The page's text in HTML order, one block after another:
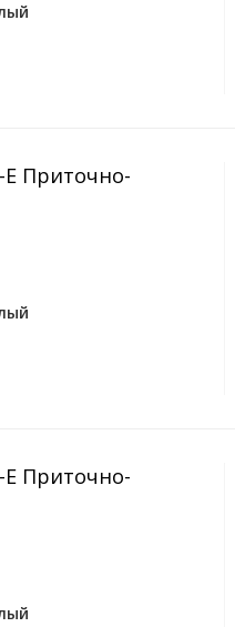
E Приточно-
E Приточно-